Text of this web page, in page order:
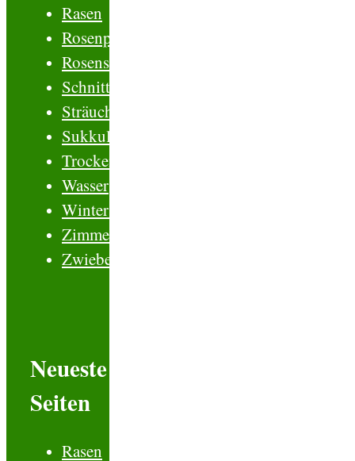
Rasen
Rosenpflegen
Rosensorten
Schnittblumen
Sträucher
Sukkulenten
Trockenblumen
Wasserpflanzen
Winterschutz
Zimmerpflanzen
Zwiebelblumen
Neueste
Seiten
Rasen